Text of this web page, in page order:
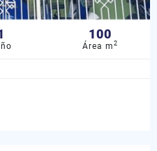
100
Área m2